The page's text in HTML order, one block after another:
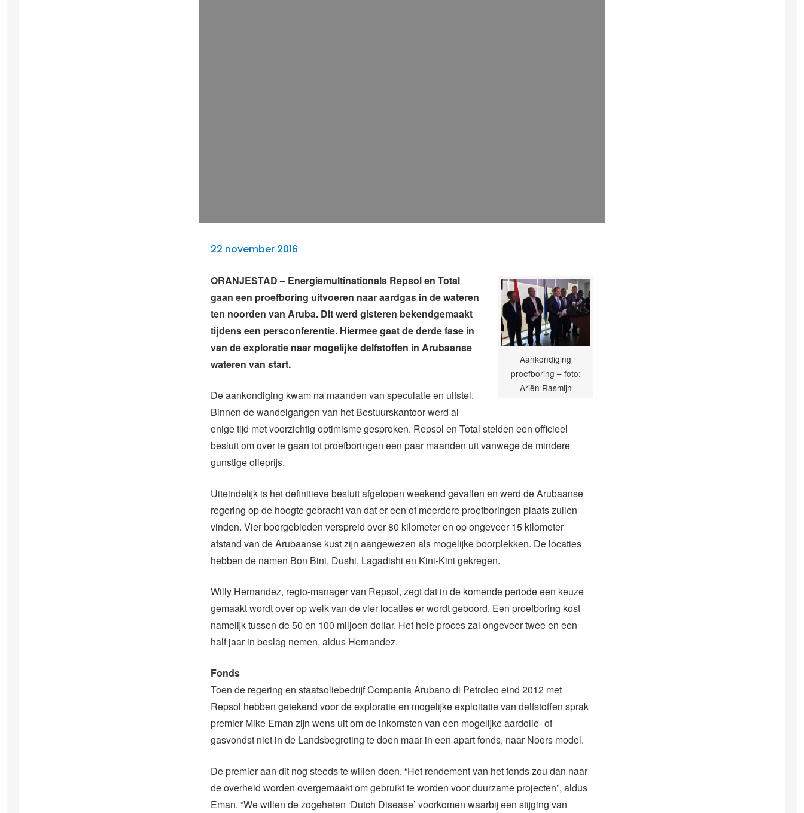
22 november 2016
Aankondiging
proefboring – foto:
Ariën Rasmijn
ORANJESTAD – Energiemultinationals Repsol en Total
gaan een proefboring uitvoeren naar aardgas in de wateren
ten noorden van Aruba. Dit werd gisteren bekendgemaakt
tijdens een persconferentie. Hiermee gaat de derde fase in
van de exploratie naar mogelijke delfstoffen in Arubaanse
wateren van start.
De aankondiging kwam na maanden van speculatie en uitstel.
Binnen de wandelgangen van het Bestuurskantoor werd al
enige tijd met voorzichtig optimisme gesproken. Repsol en Total stelden een officieel
besluit om over te gaan tot proefboringen een paar maanden uit vanwege de mindere
gunstige olieprijs.
Uiteindelijk is het definitieve besluit afgelopen weekend gevallen en werd de Arubaanse
regering op de hoogte gebracht van dat er een of meerdere proefboringen plaats zullen
vinden. Vier boorgebieden verspreid over 80 kilometer en op ongeveer 15 kilometer
afstand van de Arubaanse kust zijn aangewezen als mogelijke boorplekken. De locaties
hebben de namen Bon Bini, Dushi, Lagadishi en Kini-Kini gekregen.
Willy Hernandez, regio-manager van Repsol, zegt dat in de komende periode een keuze
gemaakt wordt over op welk van de vier locaties er wordt geboord. Een proefboring kost
namelijk tussen de 50 en 100 miljoen dollar. Het hele proces zal ongeveer twee en een
half jaar in beslag nemen, aldus Hernandez.
Fonds
Toen de regering en staatsoliebedrijf Compania Arubano di Petroleo eind 2012 met
Repsol hebben getekend voor de exploratie en mogelijke exploitatie van delfstoffen sprak
premier Mike Eman zijn wens uit om de inkomsten van een mogelijke aardolie- of
gasvondst niet in de Landsbegroting te doen maar in een apart fonds, naar Noors model.
De premier aan dit nog steeds te willen doen. “Het rendement van het fonds zou dan naar
de overheid worden overgemaakt om gebruikt te worden voor duurzame projecten”, aldus
Eman. “We willen de zogeheten ‘Dutch Disease’ voorkomen waarbij een stijging van